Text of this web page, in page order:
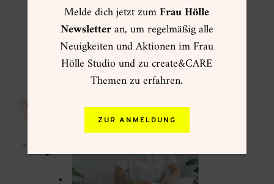
ACADEMY ONLINEKURSE
Melde dich jetzt zumFrau Hölle
Newsletteran, um regelmäßig alle
Neuigkeiten und Aktionen im Frau
Hölle Studio und zu create&CARE
Themen zu erfahren.
ZUR ANMELDUNG